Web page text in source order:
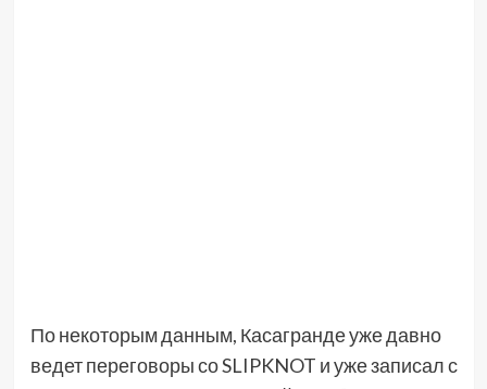
По некоторым данным, Касагранде уже давно
ведет переговоры со SLIPKNOT и уже записал с